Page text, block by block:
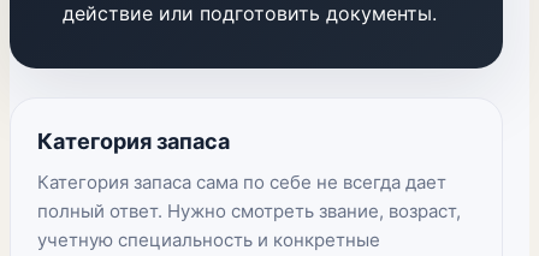
действие или подготовить документы.
Категория запаса
Категория запаса сама по себе не всегда дает
полный ответ. Нужно смотреть звание, возраст,
учетную специальность и конкретные